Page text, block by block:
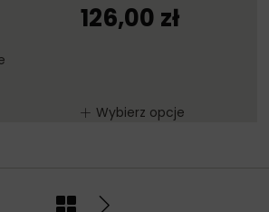
126,00 zł
Wybierz opcje